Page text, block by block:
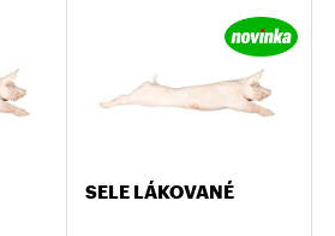
SELE LÁKOVANÉ